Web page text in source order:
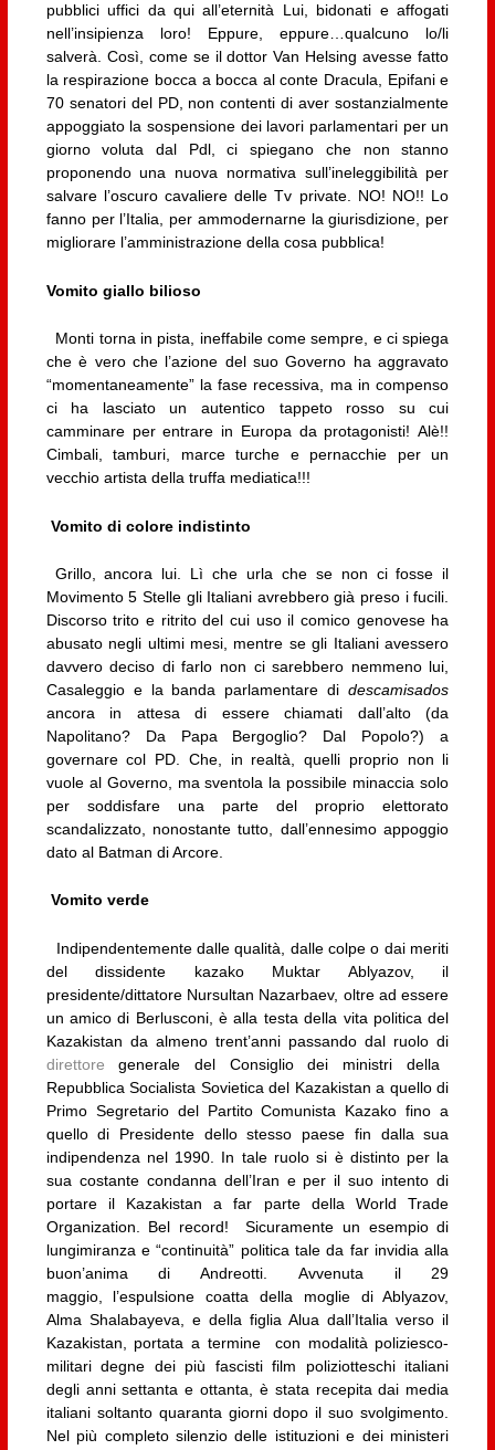
pubblici uffici da qui all’eternità Lui, bidonati e affogati
nell’insipienza loro! Eppure, eppure…qualcuno lo/li
salverà. Così, come se il dottor Van Helsing avesse fatto
la respirazione bocca a bocca al conte Dracula, Epifani e
70 senatori del PD, non contenti di aver sostanzialmente
appoggiato la sospensione dei lavori parlamentari per un
giorno voluta dal Pdl, ci spiegano che non stanno
proponendo una nuova normativa sull’ineleggibilità per
salvare l’oscuro cavaliere delle Tv private. NO! NO!! Lo
fanno per l’Italia, per ammodernarne la giurisdizione, per
migliorare l’amministrazione della cosa pubblica!
Vomito giallo bilioso
Monti torna in pista, ineffabile come sempre, e ci spiega
che è vero che l’azione del suo Governo ha aggravato
“momentaneamente” la fase recessiva, ma in compenso
ci ha lasciato un autentico tappeto rosso su cui
camminare per entrare in Europa da protagonisti! Alè!!
Cimbali, tamburi, marce turche e pernacchie per un
vecchio artista della truffa mediatica!!!
Vomito di colore indistinto
Grillo, ancora lui. Lì che urla che se non ci fosse il
Movimento 5 Stelle gli Italiani avrebbero già preso i fucili.
Discorso trito e ritrito del cui uso il comico genovese ha
abusato negli ultimi mesi, mentre se gli Italiani avessero
davvero deciso di farlo non ci sarebbero nemmeno lui,
Casaleggio e la banda parlamentare didescamisados
ancora in attesa di essere chiamati dall’alto (da
Napolitano? Da Papa Bergoglio? Dal Popolo?) a
governare col PD. Che, in realtà, quelli proprio non li
vuole al Governo, ma sventola la possibile minaccia solo
per soddisfare una parte del proprio elettorato
scandalizzato, nonostante tutto, dall’ennesimo appoggio
dato al Batman di Arcore.
Vomito verde
Indipendentemente dalle qualità, dalle colpe o dai meriti
del dissidente kazako Muktar Ablyazov, il
presidente/dittatore Nursultan Nazarbaev, oltre ad essere
un amico di Berlusconi, è alla testa della vita politica del
Kazakistan da almeno trent’anni passando dal ruolo di
direttore generale del Consiglio dei ministri della
Repubblica Socialista Sovietica del Kazakistan a quello di
Primo Segretario del Partito Comunista Kazako fino a
quello di Presidente dello stesso paese fin dalla sua
indipendenza nel 1990. In tale ruolo si è distinto per la
sua costante condanna dell’Iran e per il suo intento di
portare il Kazakistan a far parte della World Trade
Organization. Bel record! Sicuramente un esempio di
lungimiranza e “continuità” politica tale da far invidia alla
buon’anima di Andreotti. Avvenuta il 29
maggio, l’espulsione coatta della moglie di Ablyazov,
Alma Shalabayeva, e della figlia Alua dall’Italia verso il
Kazakistan, portata a termine con modalità poliziesco-
militari degne dei più fascisti film poliziotteschi italiani
degli anni settanta e ottanta, è stata recepita dai media
italiani soltanto quaranta giorni dopo il suo svolgimento.
Nel più completo silenzio delle istituzioni e dei ministeri